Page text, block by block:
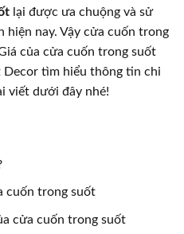
lại được ưa chuộng và sử
nay. Vậy cửa cuốn trong
của cửa cuốn trong suốt
Decor tìm hiểu thông tin chi
viết dưới đây nhé!
cuốn trong suốt
cửa cuốn trong suốt